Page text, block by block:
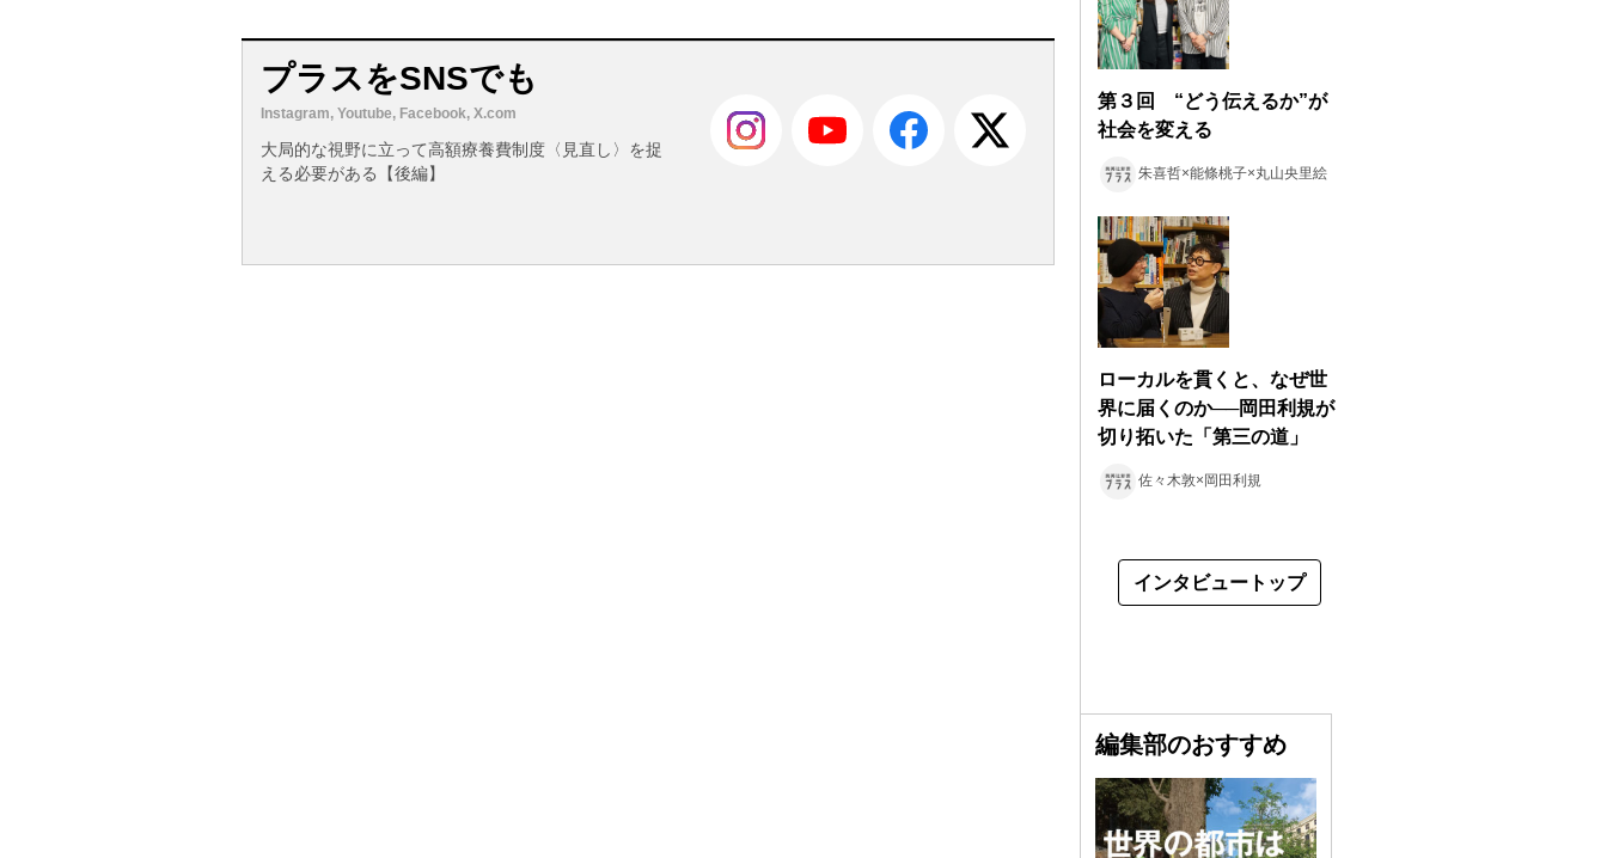
プラスをSNSでも
Instagram, Youtube, Facebook, X.com
大局的な視野に立って高額療養費制度〈見直し〉を捉
える必要がある【後編】
第３回 “どう伝えるか”が
社会を変える
朱喜哲×能條桃子×丸山央里絵
ローカルを貫くと、なぜ世
界に届くのか──岡田利規が
切り拓いた「第三の道」
佐々木敦×岡田利規
インタビュートップ
編集部のおすすめ